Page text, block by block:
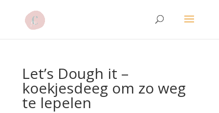
Let’s Dough it –
koekjesdeeg om zo weg
te lepelen